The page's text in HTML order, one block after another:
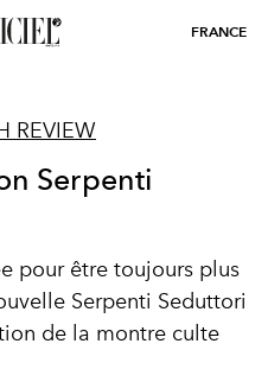
FRANCE
REVIEW
Serpenti
pour être toujours plus
Serpenti Seduttori
de la montre culte